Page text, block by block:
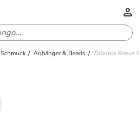
Schmuck Anhänger & Beads Zirkonia Kreuz